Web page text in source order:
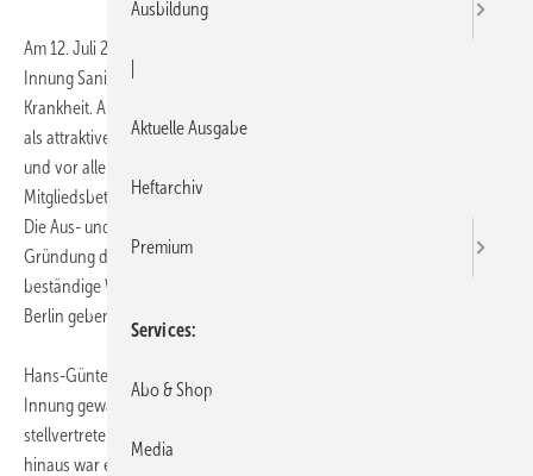
Am 12. Juli 2012 starb Hans-Günter Hagelgans, Obermeister der
Innung Sanitär Heizung Klempner Klima Berlin nach schwerer
Krankheit. Als Obermeister hatte er es sich zum Ziel gesetzt, die Innung
als attraktives und innovatives Dienstleistungszentrum für die Branche
und vor allem für ihre Mitglieder weiter zu entwickeln und die
Mitgliedsbetriebe frühzeitig an neue Anforderungen heranzuführen.
Die Aus- und Weiterbildung war ihm ein besonderes Anliegen. Die
Gründung der Bildungsstiftung „HandWerk stiftet Zukunft“ und die
beständige Weiterentwicklung unseres SHK-Ausbildungszentrums
Berlin geben davon Zeugnis.
Hans-Günter Hagelgans wurde im Mai 2006 zum Obermeister der
Innung gewählt, nachdem er bereits acht Jahre lang als
stellvertretender Obermeister Erfahrung sammeln konnte. Darüber
hinaus war er in zahlreichen Gremien ehrenamtlich tätig. So konnte er
Ausbildung
Aktuelle Ausgabe
Heftarchiv
Premium
Services
Abo & Shop
Media